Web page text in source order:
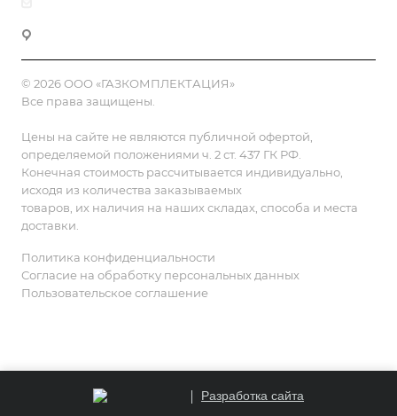
© 2026 ООО «ГАЗКОМПЛЕКТАЦИЯ»
Все права защищены.
Цены на сайте не являются публичной офертой,
определяемой положениями ч. 2 ст. 437 ГК РФ.
Конечная стоимость рассчитывается индивидуально,
исходя из количества заказываемых
товаров, их наличия на наших складах, способа и места
доставки.
Политика конфиденциальности
Согласие на обработку персональных данных
Пользовательское соглашение
Разработка сайта